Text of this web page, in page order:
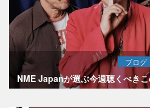
ブログ
NME Japanが選ぶ今週聴くべき